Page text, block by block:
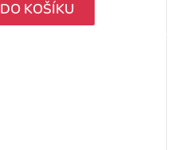
DO KOŠÍKU